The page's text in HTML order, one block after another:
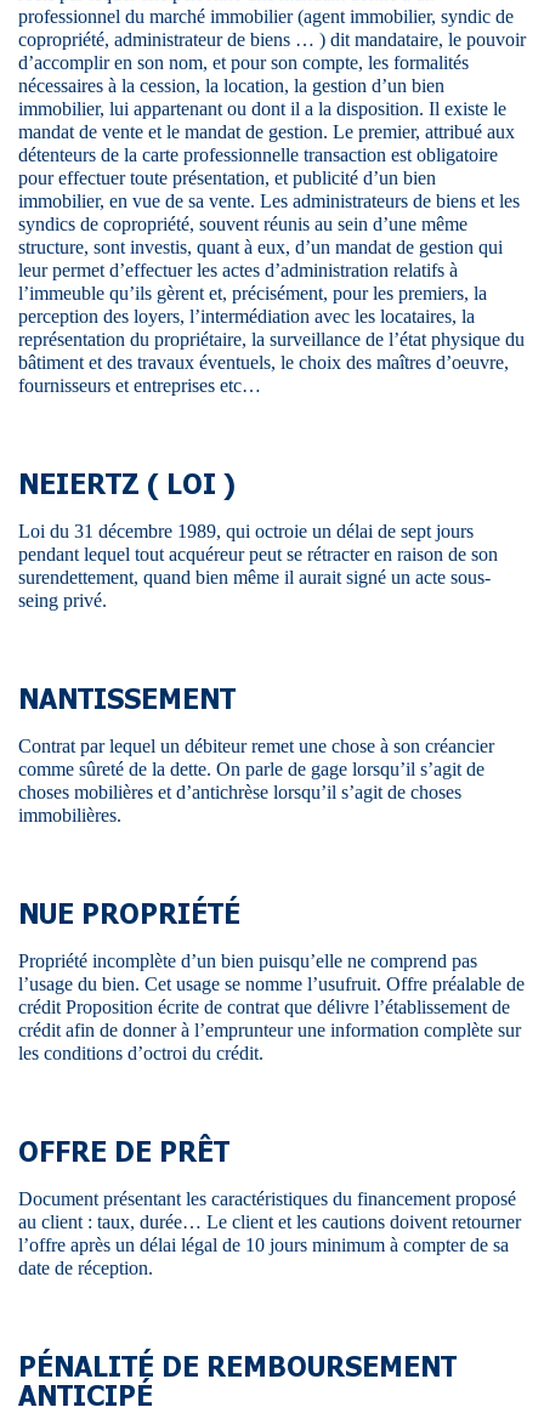
professionnel du marché immobilier (agent immobilier, syndic de
copropriété, administrateur de biens … ) dit mandataire, le pouvoir
d’accomplir en son nom, et pour son compte, les formalités
nécessaires à la cession, la location, la gestion d’un bien
immobilier, lui appartenant ou dont il a la disposition. Il existe le
mandat de vente et le mandat de gestion. Le premier, attribué aux
détenteurs de la carte professionnelle transaction est obligatoire
pour effectuer toute présentation, et publicité d’un bien
immobilier, en vue de sa vente. Les administrateurs de biens et les
syndics de copropriété, souvent réunis au sein d’une même
structure, sont investis, quant à eux, d’un mandat de gestion qui
leur permet d’effectuer les actes d’administration relatifs à
l’immeuble qu’ils gèrent et, précisément, pour les premiers, la
perception des loyers, l’intermédiation avec les locataires, la
représentation du propriétaire, la surveillance de l’état physique du
bâtiment et des travaux éventuels, le choix des maîtres d’oeuvre,
fournisseurs et entreprises etc…
NEIERTZ ( LOI )
Loi du 31 décembre 1989, qui octroie un délai de sept jours
pendant lequel tout acquéreur peut se rétracter en raison de son
surendettement, quand bien même il aurait signé un acte sous-
seing privé.
NANTISSEMENT
Contrat par lequel un débiteur remet une chose à son créancier
comme sûreté de la dette. On parle de gage lorsqu’il s’agit de
choses mobilières et d’antichrèse lorsqu’il s’agit de choses
immobilières.
NUE PROPRIÉTÉ
Propriété incomplète d’un bien puisqu’elle ne comprend pas
l’usage du bien. Cet usage se nomme l’usufruit. Offre préalable de
crédit Proposition écrite de contrat que délivre l’établissement de
crédit afin de donner à l’emprunteur une information complète sur
les conditions d’octroi du crédit.
OFFRE DE PRÊT
Document présentant les caractéristiques du financement proposé
au client : taux, durée… Le client et les cautions doivent retourner
l’offre après un délai légal de 10 jours minimum à compter de sa
date de réception.
PÉNALITÉ DE REMBOURSEMENT
ANTICIPÉ